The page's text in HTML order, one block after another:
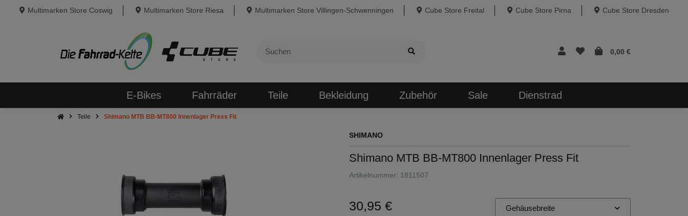
Multimarken Store Coswig Multimarken Store Riesa Multimarken Store Villingen-Schwenningen Cube Store Freital Cube Store Pirna Cube Store Dresden
0,00 €
E-Bikes Fahrräder Teile Bekleidung Zubehör Sale Dienstrad
Teile Shimano MTB BB-MT800 Innenlager Press Fit
SHIMANO
Shimano MTB BB-MT800 Innenlager Press Fit
Artikelnummer: 1811507
30,95 € Gehäusebreite